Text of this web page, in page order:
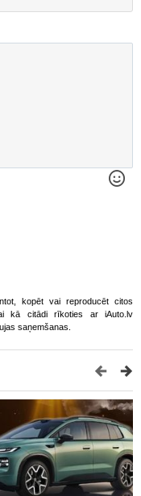
kopēt vai reproducēt citos
kā citādi rīkoties ar iAuto.lv
saņemšanas.